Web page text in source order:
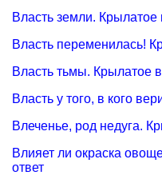
Власть земли.
Власть переменилась!
Власть тьмы. Крылатое
Власть у того, в кого
Влеченье, род недуга.
Влияет ли окраска
ответ